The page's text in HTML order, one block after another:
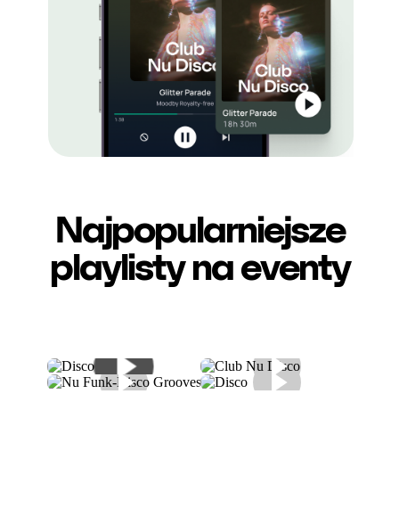
Najpopularniejsze
playlistyna eventy